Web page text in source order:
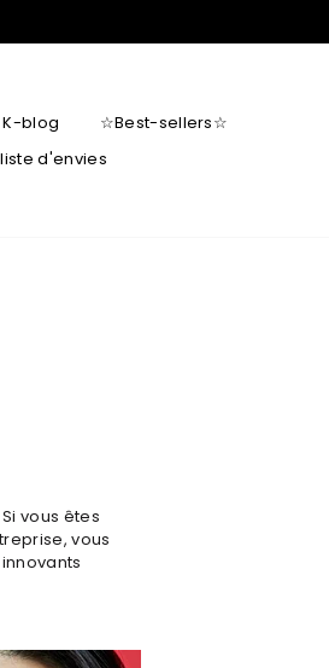
K-blog
☆Best-sellers☆
d'envies
vous êtes
vous